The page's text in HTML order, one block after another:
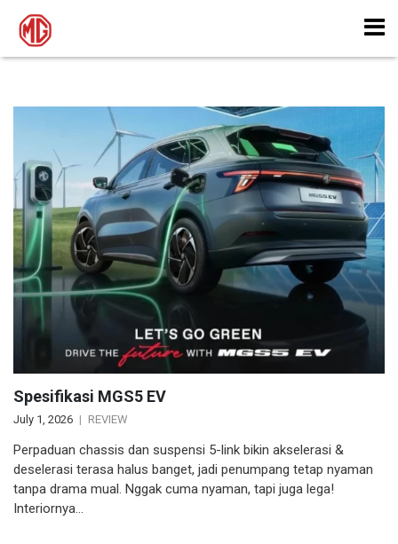
Spesifikasi MGS5 EV
July 1, 2026 REVIEW
Perpaduan chassis dan suspensi 5-link bikin akselerasi &
deselerasi terasa halus banget, jadi penumpang tetap nyaman
tanpa drama mual. Nggak cuma nyaman, tapi juga lega!
Interiornya…